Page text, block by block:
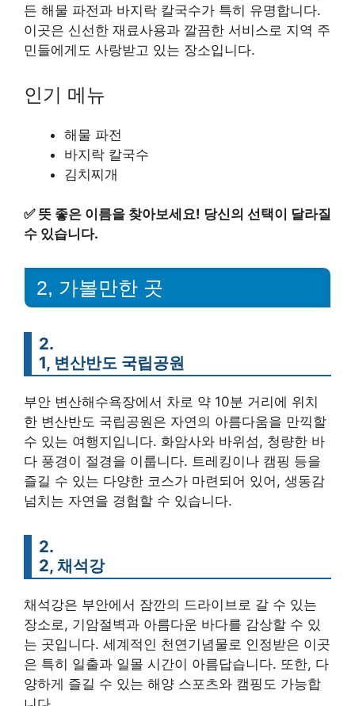
든 해물 파전과 바지락 칼국수가 특히 유명합니다.
이곳은 신선한 재료사용과 깔끔한 서비스로 지역 주
민들에게도 사랑받고 있는 장소입니다.
인기 메뉴
해물 파전
바지락 칼국수
김치찌개
✅ 뜻 좋은 이름을 찾아보세요! 당신의 선택이 달라질
수 있습니다.
2, 가볼만한 곳
2.
1, 변산반도 국립공원
부안 변산해수욕장에서 차로 약 10분 거리에 위치
한 변산반도 국립공원은 자연의 아름다움을 만끽할
수 있는 여행지입니다. 화암사와 바위섬, 청량한 바
다 풍경이 절경을 이룹니다. 트레킹이나 캠핑 등을
즐길 수 있는 다양한 코스가 마련되어 있어, 생동감
넘치는 자연을 경험할 수 있습니다.
2.
2, 채석강
채석강은 부안에서 잠깐의 드라이브로 갈 수 있는
장소로, 기암절벽과 아름다운 바다를 감상할 수 있
는 곳입니다. 세계적인 천연기념물로 인정받은 이곳
은 특히 일출과 일몰 시간이 아름답습니다. 또한, 다
양하게 즐길 수 있는 해양 스포츠와 캠핑도 가능합